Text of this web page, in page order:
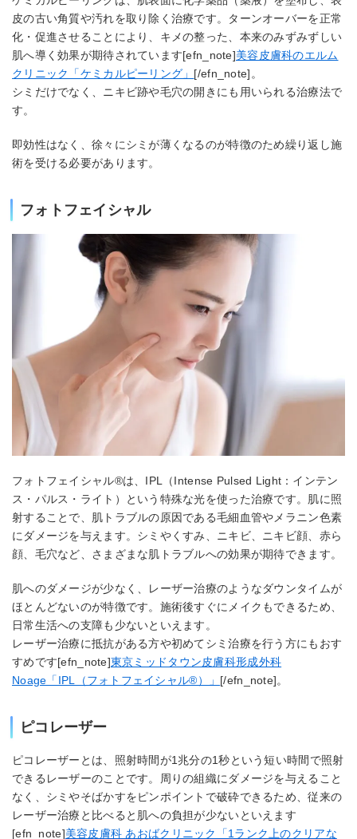
皮の古い角質や汚れを取り除く治療です。ターンオーバーを正常
化・促進させることにより、キメの整った、本来のみずみずしい
肌へ導く効果が期待されています[efn_note]美容皮膚科のエルム
クリニック「ケミカルピーリング」 [/efn_note]。
シミだけでなく、ニキビ跡や毛穴の開きにも用いられる治療法で
す。
即効性はなく、徐々にシミが薄くなるのが特徴のため繰り返し施
術を受ける必要があります。
フォトフェイシャル
フォトフェイシャル®は、IPL（Intense Pulsed Light：インテン
ス・パルス・ライト）という特殊な光を使った治療です。肌に照
射することで、肌トラブルの原因である毛細血管やメラニン色素
にダメージを与えます。シミやくすみ、ニキビ、ニキビ顔、赤ら
顔、毛穴など、さまざまな肌トラブルへの効果が期待できます。
肌へのダメージが少なく、レーザー治療のようなダウンタイムが
ほとんどないのが特徴です。施術後すぐにメイクもできるため、
日常生活への支障も少ないといえます。
レーザー治療に抵抗がある方や初めてシミ治療を行う方にもおす
すめです[efn_note]東京ミッドタウン皮膚科形成外科
Noage「IPL（フォトフェイシャル®）」 [/efn_note]。
ピコレーザー
ピコレーザーとは、照射時間が1兆分の1秒という短い時間で照射
できるレーザーのことです。周りの組織にダメージを与えること
なく、シミやそばかすをピンポイントで破砕できるため、従来の
レーザー治療と比べると肌への負担が少ないといえます
[efn_note]美容皮膚科 あおばクリニック「1ランク上のクリアな